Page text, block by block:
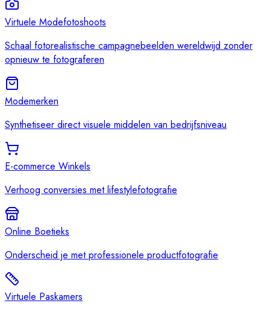
Virtuele Modefotoshoots
Schaal fotorealistische campagnebeelden wereldwijd zonder
opnieuw te fotograferen
Modemerken
Synthetiseer direct visuele middelen van bedrijfsniveau
E-commerce Winkels
Verhoog conversies met lifestylefotografie
Online Boetieks
Onderscheid je met professionele productfotografie
Virtuele Paskamers